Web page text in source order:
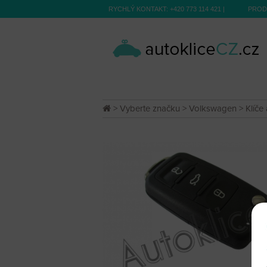
RYCHLÝ KONTAKT: +420 773 114 421 |
> Vyberte značku > Volkswagen > Klíče